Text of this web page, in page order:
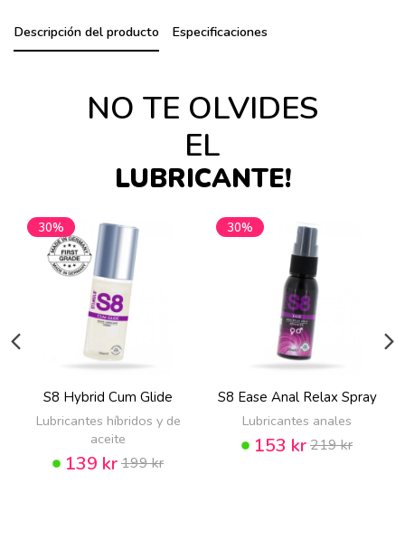
Descripción del producto Especificaciones
NO TE OLVIDES
EL
LUBRICANTE!
30%
S8 Hybrid Cum Glide
Lubricantes híbridos y de
aceite
139 kr199 kr
30%
S8 Ease Anal Relax Spray
Lubricantes anales
153 kr219 kr